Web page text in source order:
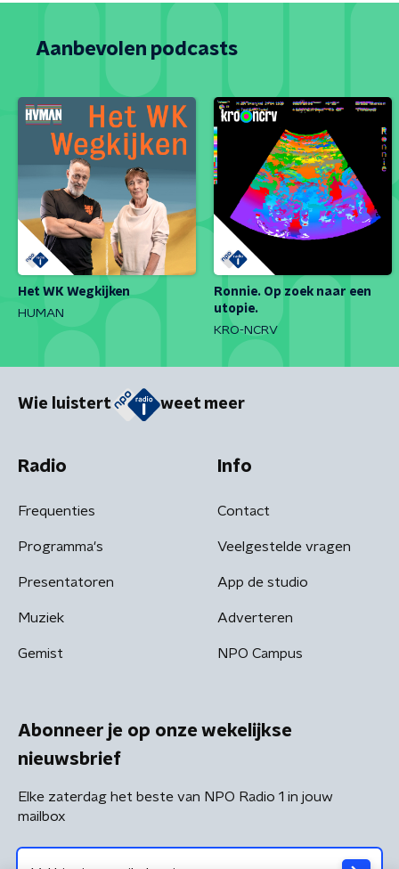
Aanbevolen podcasts
Het WK Wegkijken
HUMAN
Ronnie. Op zoek naar een
utopie.
KRO-NCRV
Wie luistert weet meer
Radio
Frequenties
Programma's
Presentatoren
Muziek
Gemist
Info
Contact
Veelgestelde vragen
App de studio
Adverteren
NPO Campus
Abonneer je op onze wekelijkse
nieuwsbrief
Elke zaterdag het beste van NPO Radio 1 in jouw
mailbox